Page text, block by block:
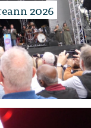
2026